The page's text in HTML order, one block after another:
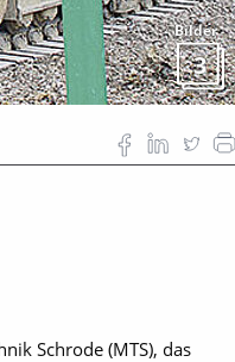
Bilder
3
Schrode (MTS), das